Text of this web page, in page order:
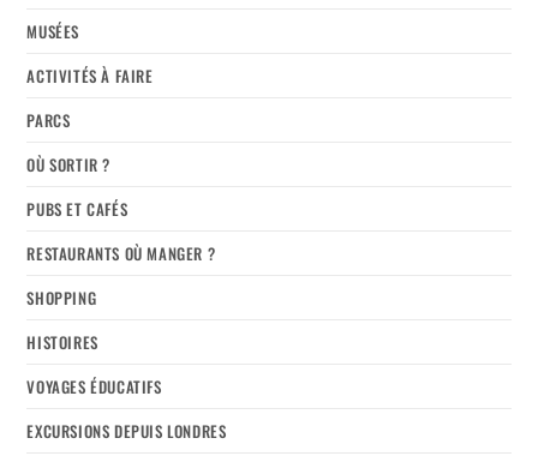
MUSÉES
ACTIVITÉS À FAIRE
PARCS
OÙ SORTIR ?
PUBS ET CAFÉS
RESTAURANTS OÙ MANGER ?
SHOPPING
HISTOIRES
VOYAGES ÉDUCATIFS
EXCURSIONS DEPUIS LONDRES